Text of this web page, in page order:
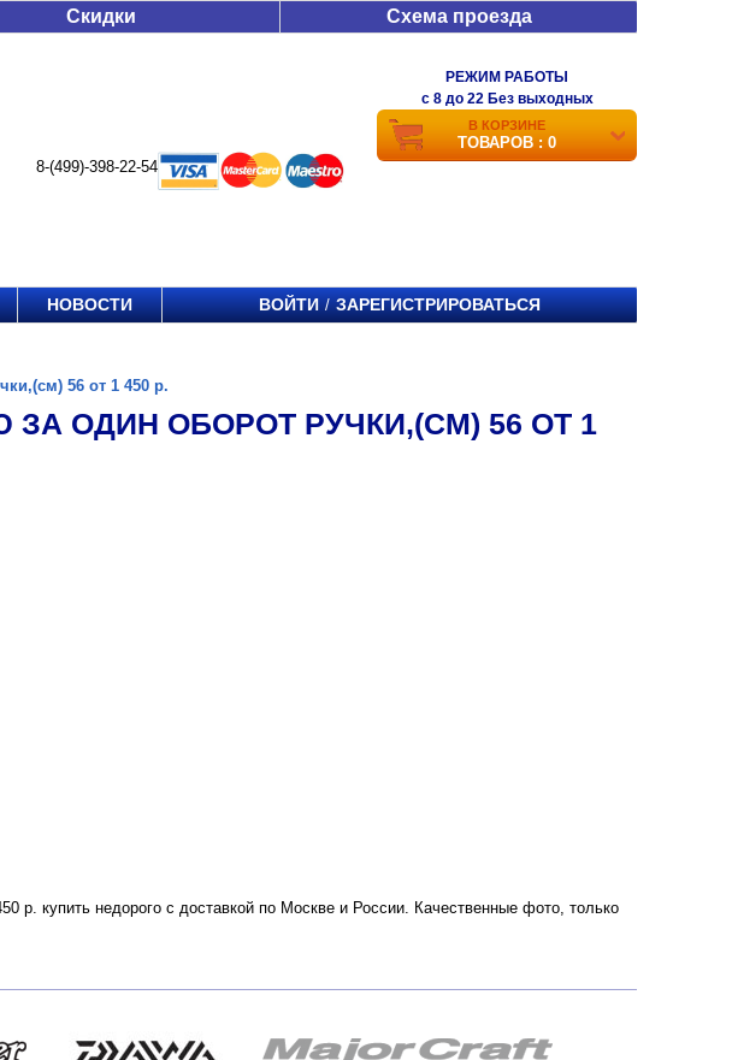
Скидки Схема проезда
8-(499)-398-22-54
РЕЖИМ РАБОТЫ
c 8 до 22 Без выходных
В КОРЗИНЕ
ТОВАРОВ : 0
НОВОСТИ ВОЙТИ / ЗАРЕГИСТРИРОВАТЬСЯ
56 от 1 450 р.
ЗА ОДИН ОБОРОТ РУЧКИ,(СМ) 56 ОТ 1
р. купить недорого с доставкой по Москве и России. Качественные фото, только